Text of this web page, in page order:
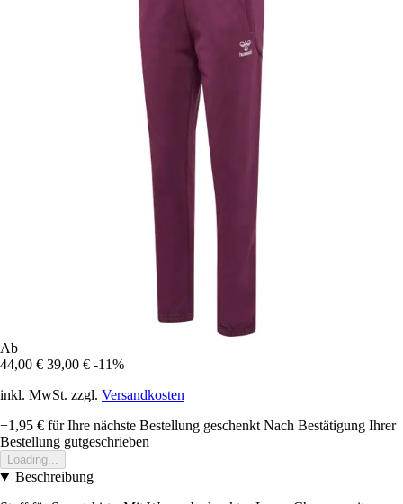
Ab
44,00 € 39,00 € -11%
inkl. MwSt. zzgl. Versandkosten
+1,95 € für Ihre nächste Bestellung geschenkt Nach Bestätigung Ihrer
Bestellung gutgeschrieben
Loading...
Beschreibung